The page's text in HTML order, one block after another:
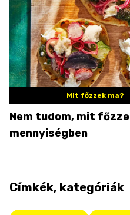
Mit főzzek ma?
Nem tudom, mit
mennyiségben
Címkék, kategóriák